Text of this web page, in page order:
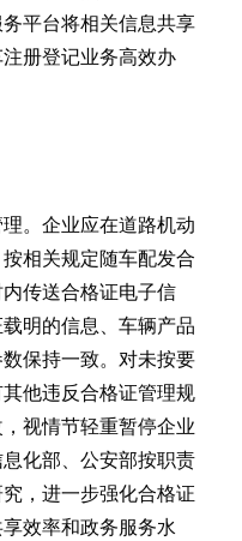
平台将相关信息共享
册登记业务高效办
理。企业应在道路机动
相关规定随车配发合
传送合格证电子信
明的信息、车辆产品
保持一致。对未按要
他违反合格证管理规
视情节轻重暂停企业
化部、公安部按职责
，进一步强化合格证
效率和政务服务水